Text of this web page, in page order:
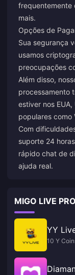
frequentemente
mais.
Opções de
Sua segurança
usamos
preocupações
Além disso,
processamento
estiver nos
populares como
Com
suporte 24
rápido chat de
ajuda real.
MIGO LIVE
YY
10 Y